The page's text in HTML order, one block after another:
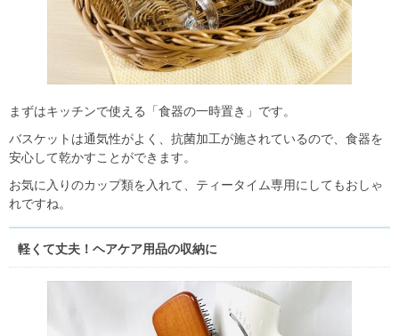
まずはキッチンで使える「食器の一時置き」です。
バスケットは通気性がよく、抗菌加工が施されているので、食器を
安心して乾かすことができます。
お気に入りのカップ類を入れて、ティータイム専用にしてもおしゃ
れですね。
軽くて丈夫！ヘアケア用品の収納に